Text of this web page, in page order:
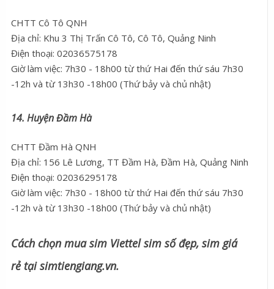
CHTT Cô Tô QNH
Địa chỉ: Khu 3 Thị Trấn Cô Tô, Cô Tô, Quảng Ninh
Điện thoại: 02036575178
Giờ làm việc: 7h30 - 18h00 từ thứ Hai đến thứ sáu 7h30
-12h và từ 13h30 -18h00 (Thứ bảy và chủ nhật)
14. Huyện Đầm Hà
CHTT Đầm Hà QNH
Địa chỉ: 156 Lê Lương, TT Đầm Hà, Đầm Hà, Quảng Ninh
Điện thoại: 02036295178
Giờ làm việc: 7h30 - 18h00 từ thứ Hai đến thứ sáu 7h30
-12h và từ 13h30 -18h00 (Thứ bảy và chủ nhật)
Cách chọn mua sim Viettel sim số đẹp, sim giá
rẻ tại simtiengiang.vn.